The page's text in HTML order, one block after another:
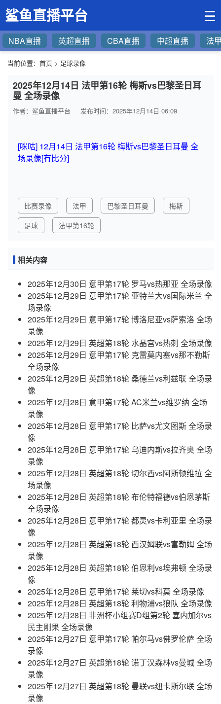
鲨鱼直播平台 ☰
NBA直播 英超直播 CBA直播 中超直播 法
当前位置： 首页 > 足球录像
2025年12月14日 法甲第16轮 梅斯vs巴黎圣日耳
曼 全场录像
作者：鲨鱼直播平台 发布时间：2025年12月14日 06:09
[咪咕] 12月14日 法甲第16轮 梅斯vs巴黎圣日耳曼 全
场录像[有比分]
比赛录像 法甲 巴黎圣日耳曼
梅斯
足球
法甲第16轮
相关内容
2025年12月30日 意甲第17轮 罗马vs热那亚 全场录像
2025年12月29日 意甲第17轮 亚特兰大vs国际米兰 全
场录像
2025年12月29日 意甲第17轮 博洛尼亚vs萨索洛 全场
录像
2025年12月29日 英超第18轮 水晶宫vs热刺 全场录像
2025年12月29日 意甲第17轮 克雷莫内塞vs那不勒斯
全场录像
2025年12月29日 英超第18轮 桑德兰vs利兹联 全场录
像
2025年12月28日 意甲第17轮 AC米兰vs维罗纳 全场
录像
2025年12月28日 意甲第17轮 比萨vs尤文图斯 全场录
像
2025年12月28日 意甲第17轮 乌迪内斯vs拉齐奥 全场
录像
2025年12月28日 英超第18轮 切尔西vs阿斯顿维拉 全
场录像
2025年12月28日 英超第18轮 布伦特福德vs伯恩茅斯
全场录像
2025年12月28日 意甲第17轮 都灵vs卡利亚里 全场录
像
2025年12月28日 英超第18轮 西汉姆联vs富勒姆 全场
录像
2025年12月28日 英超第18轮 伯恩利vs埃弗顿 全场录
像
2025年12月28日 意甲第17轮 莱切vs科莫 全场录像
2025年12月28日 英超第18轮 利物浦vs狼队 全场录像
2025年12月28日 非洲杯小组赛D组第2轮 塞内加尔vs
民主刚果 全场录像
2025年12月27日 意甲第17轮 帕尔马vs佛罗伦萨 全场
录像
2025年12月27日 英超第18轮 诺丁汉森林vs曼城 全场
录像
2025年12月27日 英超第18轮 曼联vs纽卡斯尔联 全场
录像